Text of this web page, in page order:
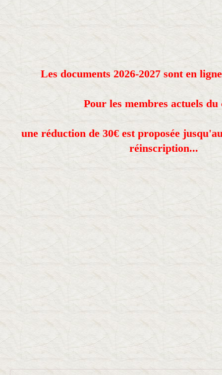
Les documents 2026-2027 sont en
Pour les membres actuels du
une réduction de 30€ est proposée
réinscription...